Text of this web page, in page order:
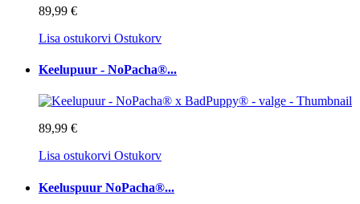
89,99 €
Lisa ostukorvi Ostukorv
Keelupuur - NoPacha®...
89,99 €
Lisa ostukorvi Ostukorv
Keeluspuur NoPacha®...